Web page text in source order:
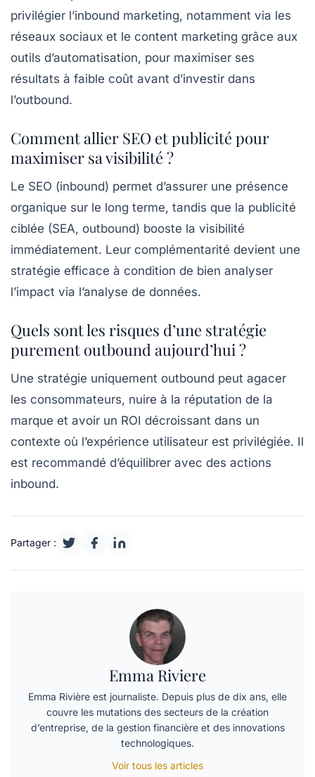
privilégier l’inbound marketing, notamment via les
réseaux sociaux et le content marketing grâce aux
outils d’automatisation, pour maximiser ses
résultats à faible coût avant d’investir dans
l’outbound.
Comment allier SEO et publicité pour
maximiser sa visibilité ?
Le SEO (inbound) permet d’assurer une présence
organique sur le long terme, tandis que la publicité
ciblée (SEA, outbound) booste la visibilité
immédiatement. Leur complémentarité devient une
stratégie efficace à condition de bien analyser
l’impact via l’analyse de données.
Quels sont les risques d’une stratégie
purement outbound aujourd’hui ?
Une stratégie uniquement outbound peut agacer
les consommateurs, nuire à la réputation de la
marque et avoir un ROI décroissant dans un
contexte où l’expérience utilisateur est privilégiée. Il
est recommandé d’équilibrer avec des actions
inbound.
Partager :
Emma Riviere
Emma Rivière est journaliste. Depuis plus de dix ans, elle
couvre les mutations des secteurs de la création
d’entreprise, de la gestion financière et des innovations
technologiques.
Voir tous les articles